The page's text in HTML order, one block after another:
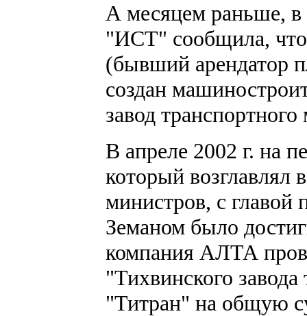
А месяцем раньше, в
"ИСТ" сообщила,
(бывший арендатор
создан
завод
В апреле 2002 г. на
который возглавлял
министров, с
Земаном было
компания АЛТА
"Тихвинского
"Титран" на общую